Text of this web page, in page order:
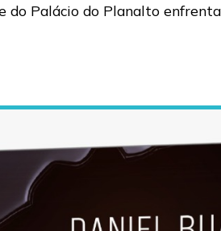
do Palácio do Planalto